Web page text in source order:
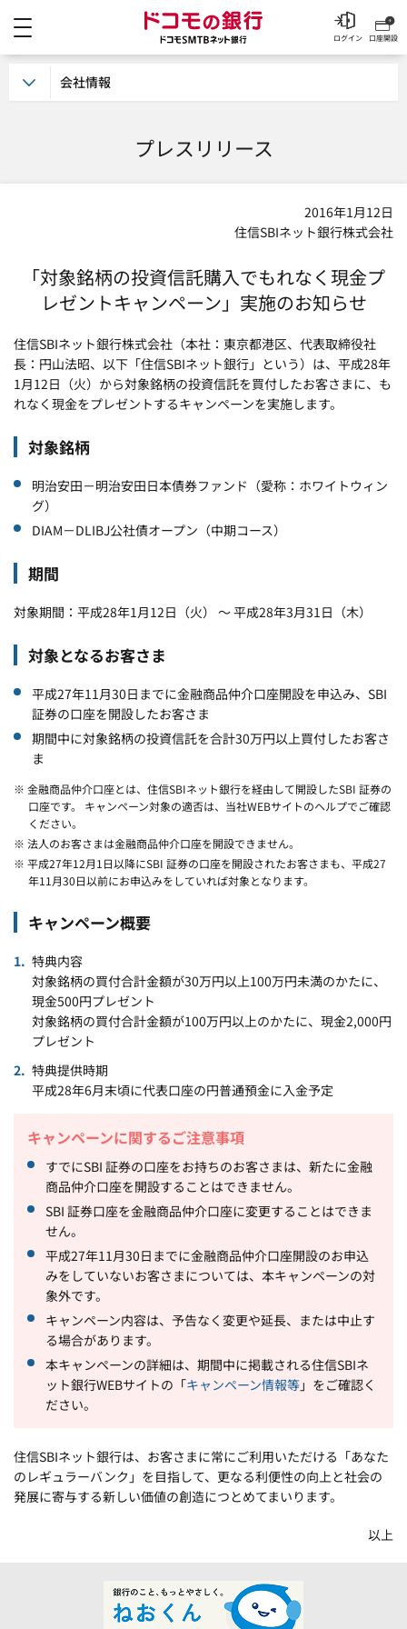
ドコモの銀行 ドコモ
口座開設
ログイン
プレスリリース
2016年1月12日
住信SBIネット銀行株式会社
「対象銘柄の投資信託購入でもれなく現金プ
レゼントキャンペーン」実施のお知らせ
住信SBIネット銀行株式会社（本社：東京都港区、代表取締役社
長：円山法昭、以下「住信SBIネット銀行」という）は、平成28年
1月12日（火）から対象銘柄の投資信託を買付したお客さまに、も
れなく現金をプレゼントするキャンペーンを実施します。
対象銘柄
明治安田－明治安田日本債券ファンド（愛称：ホワイトウィン
グ）
DIAM－DLIBJ公社債オープン（中期コース）
期間
対象期間：平成28年1月12日（火） ～ 平成28年3月31日（木）
対象となるお客さま
平成27年11月30日までに金融商品仲介口座開設を申込み、SBI
証券の口座を開設したお客さま
期間中に対象銘柄の投資信託を合計30万円以上買付したお客さ
ま
※ 金融商品仲介口座とは、住信SBIネット銀行を経由して開設したSBI 証券の
口座です。 キャンペーン対象の適否は、当社WEBサイトのヘルプでご確認
ください。
※ 法人のお客さまは金融商品仲介口座を開設できません。
※ 平成27年12月1日以降にSBI 証券の口座を開設されたお客さまも、平成27
年11月30日以前にお申込みをしていれば対象となります。
キャンペーン概要
特典内容
対象銘柄の買付合計金額が30万円以上100万円未満のかたに、
現金500円プレゼント
対象銘柄の買付合計金額が100万円以上のかたに、現金2,000円
プレゼント
特典提供時期
平成28年6月末頃に代表口座の円普通預金に入金予定
キャンペーンに関するご注意事項
すでにSBI 証券の口座をお持ちのお客さまは、新たに金融
商品仲介口座を開設することはできません。
SBI 証券口座を金融商品仲介口座に変更することはできま
せん。
平成27年11月30日までに金融商品仲介口座開設のお申込
みをしていないお客さまについては、本キャンペーンの対
象外です。
キャンペーン内容は、予告なく変更や延長、または中止す
る場合があります。
本キャンペーンの詳細は、期間中に掲載される住信SBIネ
ット銀行WEBサイトの「キャンペーン情報等」をご確認く
ださい。
住信SBIネット銀行は、お客さまに常にご利用いただける「あなた
のレギュラーバンク」を目指して、更なる利便性の向上と社会の
発展に寄与する新しい価値の創造につとめてまいります。
以上
会社情報